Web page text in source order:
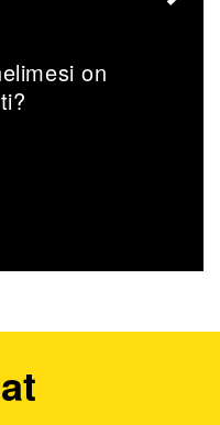
on